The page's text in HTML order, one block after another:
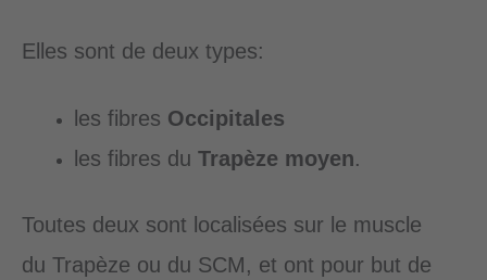
Elles sont de deux types:
les fibres Occipitales
les fibres du Trapèze moyen.
Toutes deux sont localisées sur le muscle
du Trapèze ou du SCM, et ont pour but de